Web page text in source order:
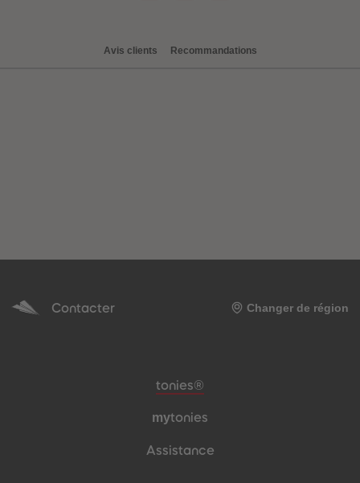
Avis clients Recommandations
Contacter Changer de région
Pied de page de méta-navigation
tonies®
mytonies
Assistance